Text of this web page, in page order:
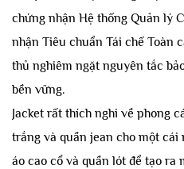
chứng nhận Hệ thống Quản lý
nhận Tiêu chuẩn Tái chế Toàn
thủ nghiêm ngặt nguyên tắc
bền vững.
Jacket rất thích nghi về phong
trắng và quần jean cho một
áo cao cổ và quần lót để tạo ra